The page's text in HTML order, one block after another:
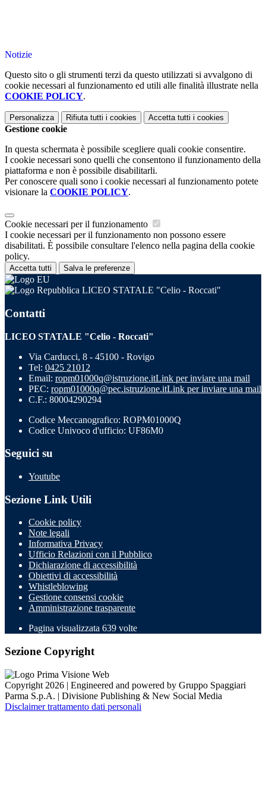
Notizie
Questo sito o gli strumenti terzi da questo utilizzati si avvalgono di
cookie necessari al funzionamento ed utili alle finalità illustrate nella
COOKIE POLICY.
Personalizza Rifiuta tutti i cookies Accetta tutti i cookies
Gestione cookie
In questa schermata è possibile scegliere quali cookie consentire.
I cookie necessari sono quelli che consentono il funzionamento della
piattaforma e non è possibile disabilitarli.
Per conoscere quali sono i cookie necessari al funzionamento potete
visionare la COOKIE POLICY.
Cookie necessari per il funzionamento
I cookie necessari per il funzionamento non possono essere
disabilitati. È possibile consultare l'elenco nella pagina della cookie
policy.
Accetta tutti Salva le preferenze
LICEO STATALE "Celio - Roccati"
Contatti
LICEO STATALE "Celio - Roccati"
Via Carducci, 8 - 45100 - Rovigo
Tel: 0425 21012
Email: ropm01000q@istruzione.itLink per inviare una mail
PEC: ropm01000q@pec.istruzione.itLink per inviare una mail
C.F.: 80004290294
Codice Meccanografico: ROPM01000Q
Codice Univoco d'ufficio: UF86M0
Seguici su
Youtube
Sezione Link Utili
Cookie policy
Note legali
Informativa Privacy
Ufficio Relazioni con il Pubblico
Dichiarazione di accessibilità
Obiettivi di accessibilità
Whistleblowing
Gestione consensi cookie
Amministrazione trasparente
Pagina visualizzata 639 volte
Sezione Copyright
Copyright 2026 | Engineered and powered by Gruppo Spaggiari
Parma S.p.A. | Divisione Publishing & New Social Media
Disclaimer trattamento dati personali